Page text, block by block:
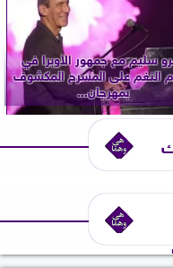
سليم مع جمهور الأوبرا في
النغم على المسرح المكشوف
بمهرجان...